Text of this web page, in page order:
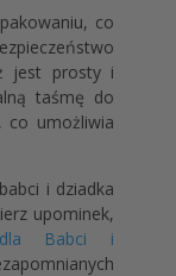
co
jest prosty i
taśmę do
co umożliwia
i dziadka
upominek,
Babci i